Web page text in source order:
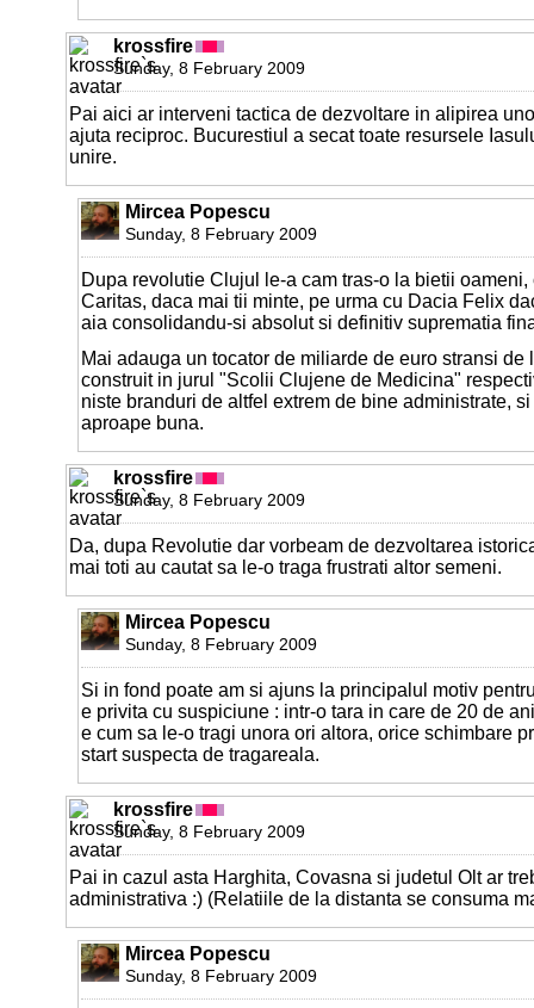
krossfire
Sunday, 8 February 2009
Pai aici ar interveni tactica de dezvoltare in alipirea
ajuta reciproc. Bucurestiul a secat toate resursele
unire.
Mircea Popescu
Sunday, 8 February 2009
Dupa revolutie Clujul le-a cam tras-o la bietii
Caritas, daca mai tii minte, pe urma cu Dacia Felix
aia consolidandu-si absolut si definitiv suprematia
Mai adauga un tocator de miliarde de euro stransi de
construit in jurul "Scolii Clujene de Medicina"
niste branduri de altfel extrem de bine administrate,
aproape buna.
krossfire
Sunday, 8 February 2009
Da, dupa Revolutie dar vorbeam de dezvoltarea
mai toti au cautat sa le-o traga frustrati altor semeni.
Mircea Popescu
Sunday, 8 February 2009
Si in fond poate am si ajuns la principalul motiv
e privita cu suspiciune : intr-o tara in care de 20 de
e cum sa le-o tragi unora ori altora, orice schimbare
start suspecta de tragareala.
krossfire
Sunday, 8 February 2009
Pai in cazul asta Harghita, Covasna si judetul Olt ar
administrativa :) (Relatiile de la distanta se consuma
Mircea Popescu
Sunday, 8 February 2009